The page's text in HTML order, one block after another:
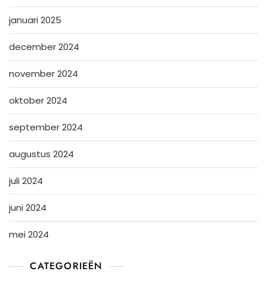
januari 2025
december 2024
november 2024
oktober 2024
september 2024
augustus 2024
juli 2024
juni 2024
mei 2024
CATEGORIEËN